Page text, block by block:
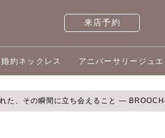
来店予約
婚約ネックレス アニバーサリージュエ
た、その瞬間に立ち会えること ―